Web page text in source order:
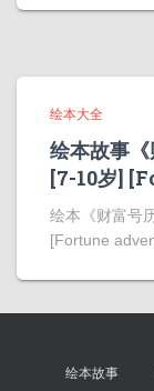
绘本大全
绘本故事
[7-10岁]
绘本《财富号
[Fortune
绘本故事